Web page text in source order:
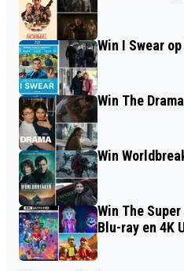
Win I Swear
Win The
Win
Win The
Blu-ray en 4K